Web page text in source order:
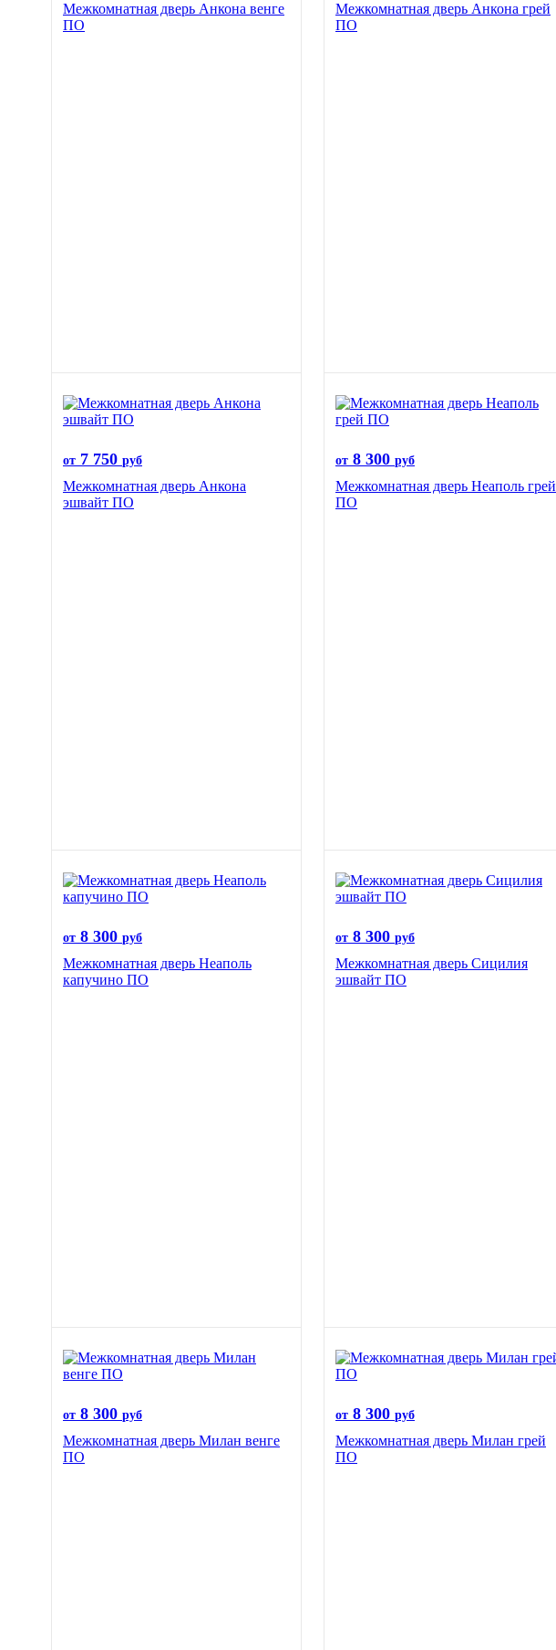
Межкомнатная дверь Анкона венге
ПО
Межкомнатная дверь Анкона грей
ПО
от 7 750 руб
Межкомнатная дверь Анкона
эшвайт ПО
от 8 300 руб
Межкомнатная дверь Неаполь грей
ПО
от 8 300 руб
Межкомнатная дверь Неаполь
капучино ПО
от 8 300 руб
Межкомнатная дверь Сицилия
эшвайт ПО
от 8 300 руб
Межкомнатная дверь Милан венге
ПО
от 8 300 руб
Межкомнатная дверь Милан грей
ПО